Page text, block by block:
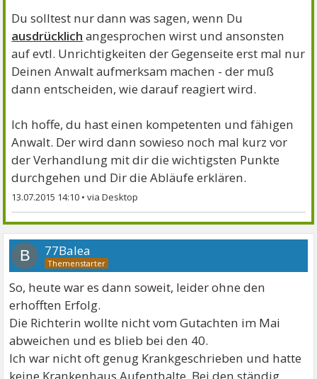
Du solltest nur dann was sagen, wenn Du
ausdrücklich angesprochen wirst und ansonsten
auf evtl. Unrichtigkeiten der Gegenseite erst mal nur
Deinen Anwalt aufmerksam machen - der muß
dann entscheiden, wie darauf reagiert wird.
Ich hoffe, du hast einen kompetenten und fähigen
Anwalt. Der wird dann sowieso noch mal kurz vor
der Verhandlung mit dir die wichtigsten Punkte
durchgehen und Dir die Abläufe erklären.
13.07.2015 14:10 •
B 77Balea
So, heute war es dann soweit, leider ohne den
erhofften Erfolg.
Die Richterin wollte nicht vom Gutachten im Mai
abweichen und es blieb bei den 40.
Ich war nicht oft genug Krankgeschrieben und hatte